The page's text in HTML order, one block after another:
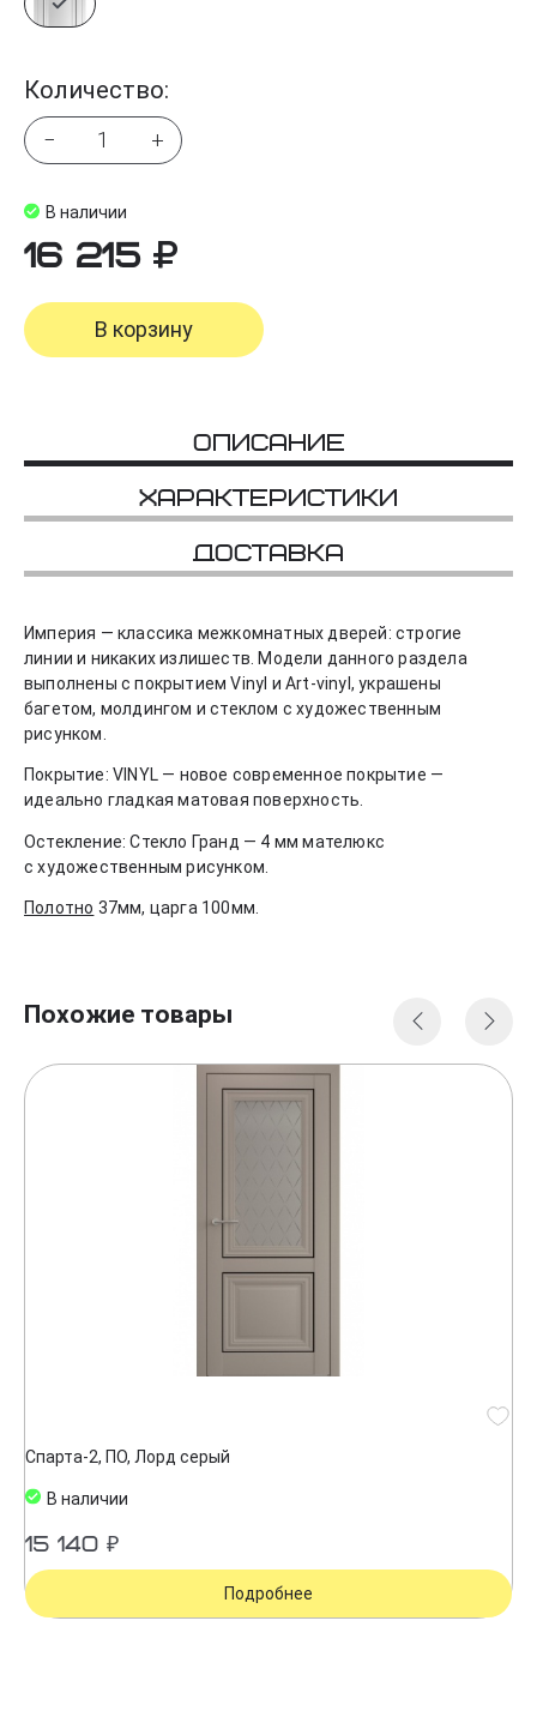
Количество:
− +
В наличии
16 215
В корзину
Описание
Характеристики
Доставка
Империя — клаcсика межкомнатных дверей: строгие
линии и никаких излишеств. Модели данного раздела
выполнены с покрытием Vinyl и Art-vinyl, украшены
багетом, молдингом и стеклом с художественным
рисунком.
Покрытие: VINYL — новое современное покрытие —
идеально гладкая матовая поверхность.
Остекление: Стекло Гранд — 4 мм мателюкс
с художественным рисунком.
Полотно 37мм, царга 100мм.
Похожие товары
Спарта-2, ПО, Лорд серый
В наличии
15 140 ₽
Подробнее